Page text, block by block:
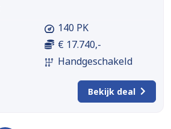
140 PK
€ 17.740,-
Handgeschakeld
Bekijk deal